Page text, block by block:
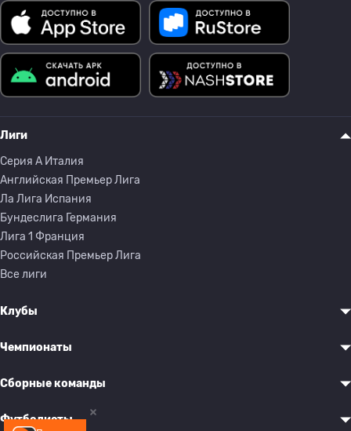
Лиги
Серия A Италия
Английская Премьер Лига
Ла Лига Испания
Бундеслига Германия
Лига 1 Франция
Российская Премьер Лига
Все лиги
Клубы
Чемпионаты
Сборные команды
Футболисты